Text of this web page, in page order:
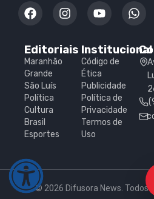
Editoriais
Maranhão
Grande
São Luís
Política
Cultura
Brasil
Esportes
Institucional
Código de
Ética
Publicidade
Política de
Privacidade
Termos de
Uso
© 2026 Difusora News. Todos